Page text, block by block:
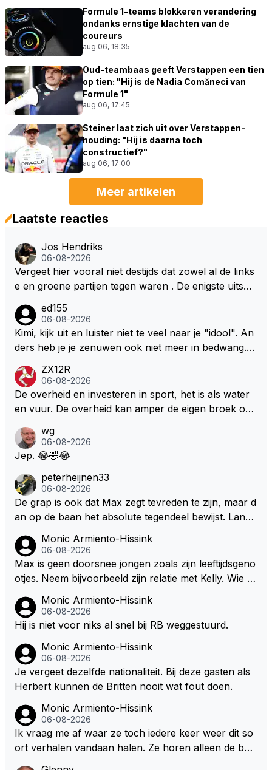
Formule 1-teams blokkeren verandering
ondanks ernstige klachten van de
coureurs
aug 06, 18:35
Oud-teambaas geeft Verstappen een tien
op tien: "Hij is de Nadia Comăneci van
Formule 1"
aug 06, 17:45
Steiner laat zich uit over Verstappen-
houding: "Hij is daarna toch
constructief?"
aug 06, 17:00
Meer artikelen
Laatste reacties
Jos Hendriks
06-08-2026
Vergeet hier vooral niet destijds dat zowel al de links
e en groene partijen tegen waren . De enigste uitspr
over dan kunnen ze hun eigen uitlaat gassen inade
men maar niet wetende was dat de F1 motor schone
r is dan een normale auto. Dus denk echt niet dat de
ters zullen steunen laat staan om een euro in het cir
cuit Zandvoort te steken
ed155
06-08-2026
Kimi, kijk uit en luister niet te veel naar je "idool". An
ders heb je je zenuwen ook niet meer in bedwang. Zi
Marquez/Jos ? Veel gezelliger
ZX12R
06-08-2026
De overheid en investeren in sport, het is als water
en vuur. De overheid kan amper de eigen broek oph
s. Je kunt de Staat het best vergelijken met de sherif
f van Nottinghem (Robin Hood) welk achter de bom
m/haar van zijn laatste zuurverdiende stuiver te ber
oven. De Staat heeft nooit ooit maar een stuiver in Z
andvoort willen investeren en dat zal ook nooit gebe
uren. Afdragen van BTW gelden en vergunningen bi
j dergelijke sportievefestiviteiten MOET je dan weer
wel afstaan, de parasiet.
wg
06-08-2026
Jep. 😂🤣😂
peterheijnen33
06-08-2026
De grap is ook dat Max zegt tevreden te zijn, maar d
an op de baan het absolute tegendeel bewijst. Lando
dan eigenlijk niet echt zien. ;)
Monic Armiento-Hissink
06-08-2026
Max is geen doorsnee jongen zoals zijn leeftijdsgeno
otjes. Neem bijvoorbeeld zijn relatie met Kelly. Wie g
artjes ouder is en al een kleine heeft van een voorm
alig RB-lid op de leeftijd van 23 jaar? Hij doet dingen
oon. Ieder jaar is er in Hongarije een uitje voor zijn t
eam. Op 28-jarige leeftijd is hij al eigenaar van een su
ccesvol raceteam. Hij is niet alleen speciaal in de aut
Monic Armiento-Hissink
06-08-2026
Hij is niet voor niks al snel bij RB weggestuurd.
Monic Armiento-Hissink
06-08-2026
Je vergeet dezelfde nationaliteit. Bij deze gasten als
Herbert kunnen de Britten nooit wat fout doen.
Monic Armiento-Hissink
06-08-2026
Ik vraag me af waar ze toch iedere keer weer dit so
ort verhalen vandaan halen. Ze horen alleen de boa